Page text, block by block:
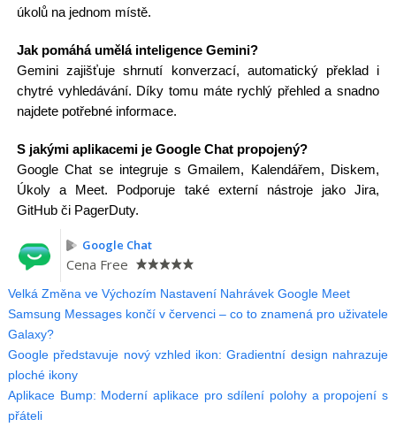
úkolů na jednom místě.
Jak pomáhá umělá inteligence Gemini?
Gemini zajišťuje shrnutí konverzací, automatický překlad i
chytré vyhledávání. Díky tomu máte rychlý přehled a snadno
najdete potřebné informace.
S jakými aplikacemi je Google Chat propojený?
Google Chat se integruje s Gmailem, Kalendářem, Diskem,
Úkoly a Meet. Podporuje také externí nástroje jako Jira,
GitHub či PagerDuty.
Google Chat
Cena Free
Velká Změna ve Výchozím Nastavení Nahrávek Google Meet
Samsung Messages končí v červenci – co to znamená pro uživatele
Galaxy?
Google představuje nový vzhled ikon: Gradientní design nahrazuje
ploché ikony
Aplikace Bump: Moderní aplikace pro sdílení polohy a propojení s
přáteli